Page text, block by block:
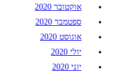
אוקטובר 2020
ספטמבר 2020
אוגוסט 2020
יולי 2020
יוני 2020